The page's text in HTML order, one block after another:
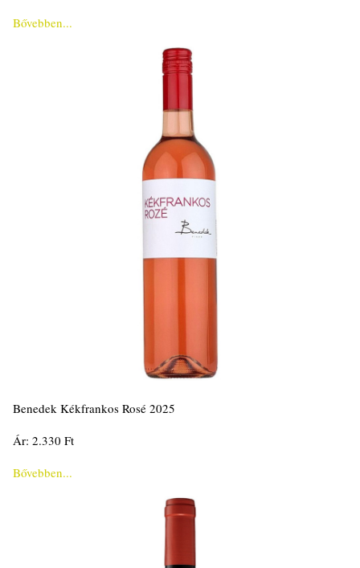
Bővebben...
Benedek Kékfrankos Rosé 2025
Ár: 2.330 Ft
Bővebben...